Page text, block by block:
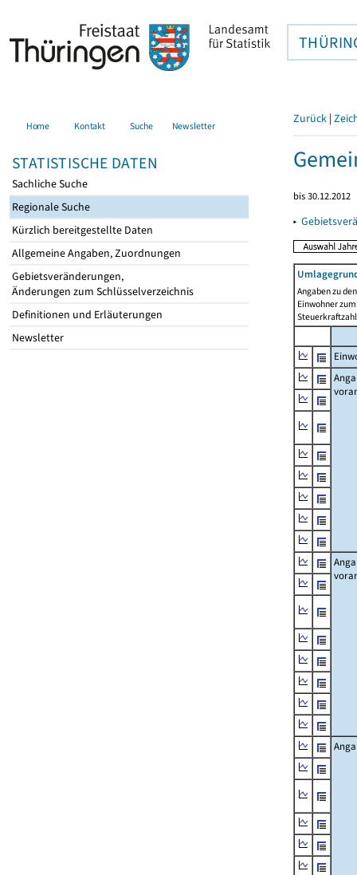
Home Kontakt Suche Newsletter
STATISTISCHE DATEN
Sachliche Suche
Regionale Suche
Kürzlich bereitgestellte Daten
Allgemeine Angaben, Zuordnungen
Gebietsveränderungen,
Änderungen zum Schlüsselverzeichnis
Definitionen und Erläuterungen
Newsletter
Zurück |
bis 30.12.2012
▸
Angaben zu
Einwohner